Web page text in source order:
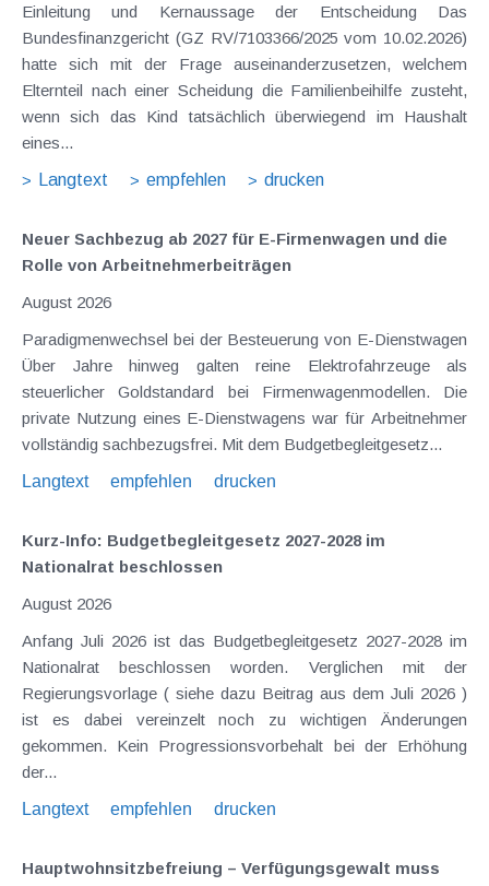
Einleitung und Kernaussage der Entscheidung Das
Bundesfinanzgericht (GZ RV/7103366/2025 vom 10.02.2026)
hatte sich mit der Frage auseinanderzusetzen, welchem
Elternteil nach einer Scheidung die Familienbeihilfe zusteht,
wenn sich das Kind tatsächlich überwiegend im Haushalt
eines...
Langtext
empfehlen drucken
Neuer Sachbezug ab 2027 für E-Firmenwagen und die
Rolle von Arbeitnehmer​­beiträgen
August 2026
Paradigmenwechsel bei der Besteuerung von E-Dienstwagen
Über Jahre hinweg galten reine Elektrofahrzeuge als
steuerlicher Goldstandard bei Firmenwagenmodellen. Die
private Nutzung eines E-Dienstwagens war für Arbeitnehmer
vollständig sachbezugsfrei. Mit dem Budgetbegleitgesetz...
Langtext
empfehlen drucken
Kurz-Info: Budgetbegleitgesetz 2027-2028 im
Nationalrat beschlossen
August 2026
Anfang Juli 2026 ist das Budgetbegleitgesetz 2027-2028 im
Nationalrat beschlossen worden. Verglichen mit der
Regierungsvorlage ( siehe dazu Beitrag aus dem Juli 2026 )
ist es dabei vereinzelt noch zu wichtigen Änderungen
gekommen. Kein Progressionsvorbehalt bei der Erhöhung
der...
Langtext
empfehlen drucken
Hauptwohnsitz​­befreiung – Verfügungsgewalt muss